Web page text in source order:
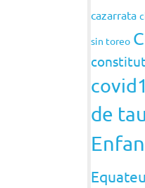
cazarrata
sin toreo
de